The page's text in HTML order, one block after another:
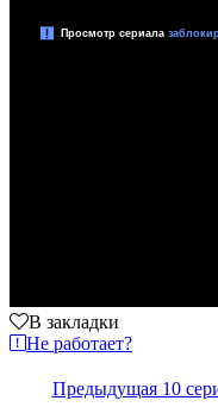
В закладки
Не работает?
Предыдущая 10